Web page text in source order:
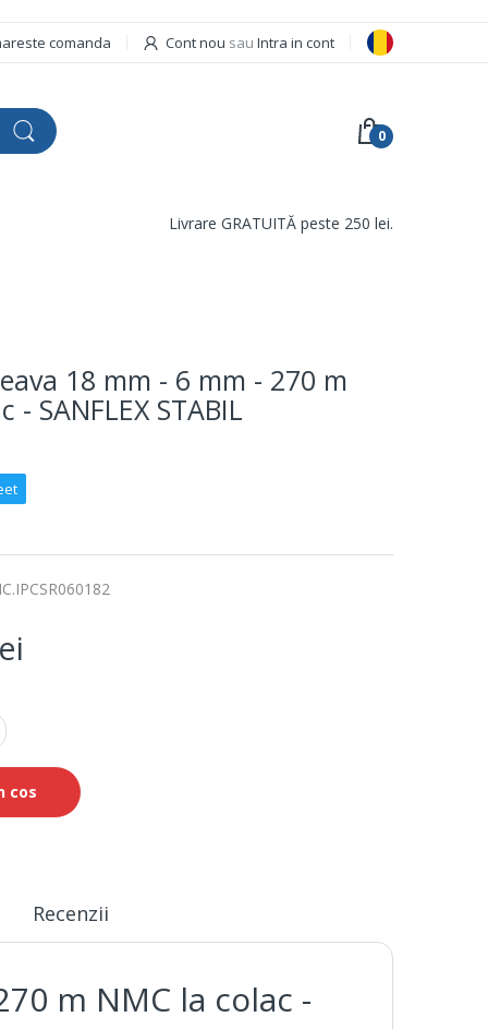
comanda Cont nou sau Intra in cont
0
Livrare GRATUITĂ peste 250 lei.
18 mm - 6 mm - 270 m
- SANFLEX STABIL
cos
Recenzii
m NMC la colac -